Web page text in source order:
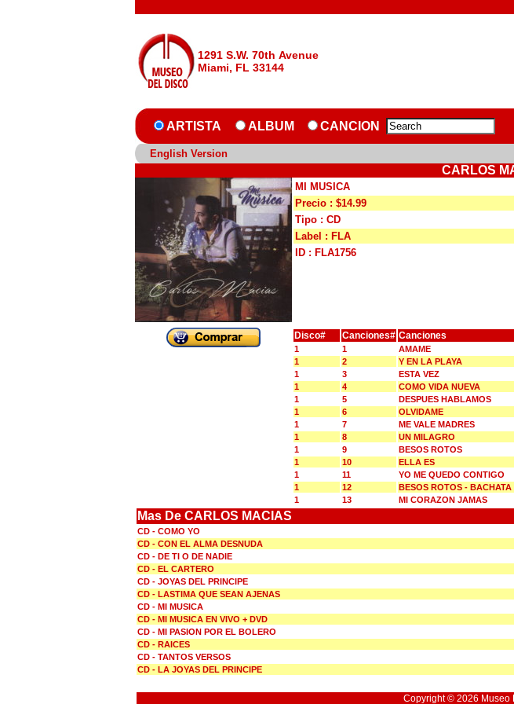
1291 S.W. 70th Avenue
Miami, FL 33144
ARTISTA ALBUM CANCION
English Version
CARLOS
MI MUSICA
Precio : $14.99
Tipo : CD
Label : FLA
ID : FLA1756
Disco# Canciones# Canciones
1 1
AMAME
1
2
Y EN LA PLAYA
1
3
ESTA VEZ
1
4
COMO VIDA NUEVA
1
5
DESPUES HABLAMOS
1
6
OLVIDAME
1
7
ME VALE MADRES
1
8
UN MILAGRO
1
9
BESOS ROTOS
1
10
ELLA ES
1
11
YO ME QUEDO CONTIGO
1
12
BESOS ROTOS - BACHATA
1
13 MI CORAZON JAMAS
Mas De CARLOS MACIAS
CD - COMO YO
CD - CON EL ALMA DESNUDA
CD - DE TI O DE NADIE
CD - EL CARTERO
CD - JOYAS DEL PRINCIPE
CD - LASTIMA QUE SEAN AJENAS
CD - MI MUSICA
CD - MI MUSICA EN VIVO + DVD
CD - MI PASION POR EL BOLERO
CD - RAICES
CD - TANTOS VERSOS
CD - LA JOYAS DEL PRINCIPE
Copyright © 2026 Museo